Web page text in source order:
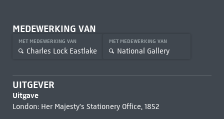
MEDEWERKING VAN
MET MEDEWERKING VAN
Charles Lock Eastlake
MET MEDEWERKING VAN
National Gallery
UITGEVER
Uitgave
London: Her Majesty's Stationery Office, 1852